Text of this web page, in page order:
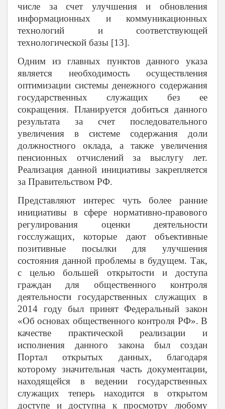
числе за счет улучшения и обновления
информационных и коммуникационных
технологий и соответствующей
технологической базы [13].
Одним из главных пунктов данного указа
является необходимость осуществления
оптимизации системы денежного содержания
государственных служащих без ее
сокращения. Планируется добиться данного
результата за счет последовательного
увеличения в системе содержания доли
должностного оклада, а также увеличения
пенсионных отчислений за выслугу лет.
Реализация данной инициативы закрепляется
за Правительством РФ.
Представляют интерес чуть более ранние
инициативы в сфере нормативно-правового
регулирования оценки деятельности
госслужащих, которые дают объективные
позитивные посылки для улучшения
состояния данной проблемы в будущем. Так,
с целью большей открытости и доступа
граждан для общественного контроля
деятельности государственных служащих в
2014 году был принят Федеральный закон
«Об основах общественного контроля РФ». В
качестве практической реализации и
исполнения данного закона был создан
Портал открытых данных, благодаря
которому значительная часть документации,
находящейся в ведении государственных
служащих теперь находится в открытом
доступе и доступна к просмотру любому